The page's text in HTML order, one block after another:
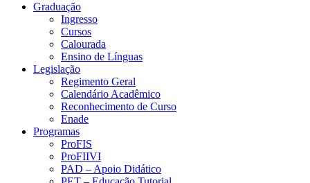
Graduação
Ingresso
Cursos
Calourada
Ensino de Línguas
Legislação
Regimento Geral
Calendário Acadêmico
Reconhecimento de Curso
Enade
Programas
ProFIS
ProFIIVI
PAD – Apoio Didático